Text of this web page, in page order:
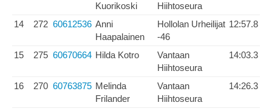
Kuorikoski
Hiihtoseura
14 272 60612536 Anni
Haapalainen
Hollolan Urheilijat
-46
12:57.8
15 275 60670664 Hilda Kotro
Vantaan
Hiihtoseura
14:03.3
16 270 60763875 Melinda
Frilander
Vantaan
Hiihtoseura
14:26.3